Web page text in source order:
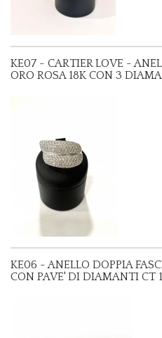
KE07 - CARTIER LOVE -
ORO ROSA 18K CON 3
KE06 - ANELLO DOPPIA
CON PAVE' DI DIAMANTI CT